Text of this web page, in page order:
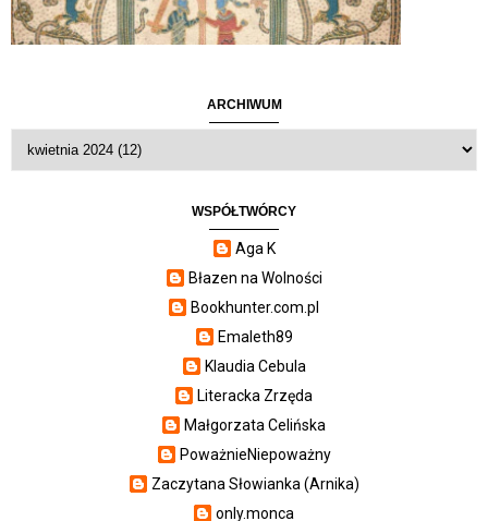
ARCHIWUM
WSPÓŁTWÓRCY
Aga K
Błazen na Wolności
Bookhunter.com.pl
Emaleth89
Klaudia Cebula
Literacka Zrzęda
Małgorzata Celińska
PoważnieNiepoważny
Zaczytana Słowianka (Arnika)
only.monca